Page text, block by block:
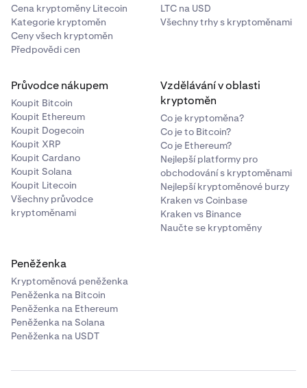
Cena kryptoměny Litecoin
Kategorie kryptoměn
Ceny všech kryptoměn
Předpovědi cen
LTC na USD
Všechny trhy s kryptoměnami
Průvodce nákupem
Koupit Bitcoin
Koupit Ethereum
Koupit Dogecoin
Koupit XRP
Koupit Cardano
Koupit Solana
Koupit Litecoin
Všechny průvodce
kryptoměnami
Vzdělávání v oblasti
kryptoměn
Co je kryptoměna?
Co je to Bitcoin?
Co je Ethereum?
Nejlepší platformy pro
obchodování s kryptoměnami
Nejlepší kryptoměnové burzy
Kraken vs Coinbase
Kraken vs Binance
Naučte se kryptoměny
Peněženka
Kryptoměnová peněženka
Peněženka na Bitcoin
Peněženka na Ethereum
Peněženka na Solana
Peněženka na USDT